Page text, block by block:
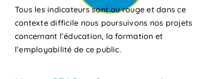
Tous les indicateurs sont au rouge et dans ce
contexte difficile nous poursuivons nos projets
concernant l’éducation, la formation et
l’employabilité de ce public.